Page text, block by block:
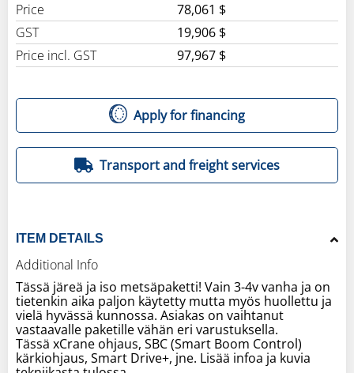
Price
78,061 $
GST
19,906 $
Price incl. GST
97,967 $
Apply for financing
Transport and freight services
ITEM DETAILS
Additional Info
Tässä järeä ja iso metsäpaketti! Vain 3-4v vanha ja on
tietenkin aika paljon käytetty mutta myös huollettu ja
vielä hyvässä kunnossa. Asiakas on vaihtanut
vastaavalle paketille vähän eri varustuksella.
Tässä xCrane ohjaus, SBC (Smart Boom Control)
kärkiohjaus, Smart Drive+, jne. Lisää infoa ja kuvia